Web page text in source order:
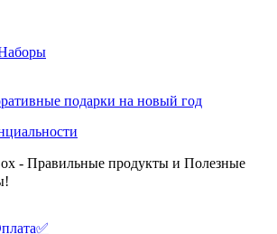
подарки на новый год
- Правильные продукты и Полезные